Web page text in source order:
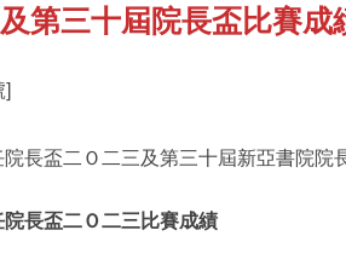
第三十屆院長盃比賽成
]
長盃二Ｏ二三及第三十屆新亞書院院
長盃二Ｏ二三比賽成績